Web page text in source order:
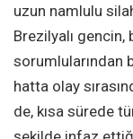
uzun namlulu
Brezilyalı
sorumlularından
hatta olay
de, kısa sürede